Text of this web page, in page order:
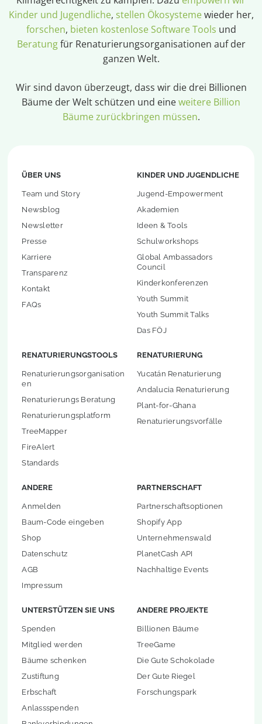
Kinder und Jugendliche, stellen Ökosystemewieder her,
forschen, bieten kostenlose Software Tools und
Beratungfür Renaturierungsorganisationen auf der
ganzen Welt.
Wir sind davon überzeugt, dass wir die drei Billionen
Bäume der Welt schützen und eineweitere Billion
Bäume zurückbringen müssen.
ÜBER UNS
Team und Story
Newsblog
Newsletter
Presse
Karriere
Transparenz
Kontakt
FAQs
KINDER UND JUGENDLICHE
Jugend-Empowerment
Akademien
Ideen & Tools
Schulworkshops
Global Ambassadors
Council
Kinderkonferenzen
Youth Summit
Youth Summit Talks
Das FÖJ
RENATURIERUNGSTOOLS
Renaturierungsorganisation
en
Renaturierungs Beratung
Renaturierungsplatform
TreeMapper
FireAlert
Standards
RENATURIERUNG
Yucatán Renaturierung
Andalucia Renaturierung
Plant-for-Ghana
Renaturierungsvorfälle
ANDERE
Anmelden
Baum-Code eingeben
Shop
Datenschutz
AGB
Impressum
PARTNERSCHAFT
Partnerschaftsoptionen
Shopify App
Unternehmenswald
PlanetCash API
Nachhaltige Events
UNTERSTÜTZEN SIE UNS
Spenden
Mitglied werden
Bäume schenken
Zustiftung
Erbschaft
Anlassspenden
ANDERE PROJEKTE
Billionen Bäume
TreeGame
Die Gute Schokolade
Der Gute Riegel
Forschungspark